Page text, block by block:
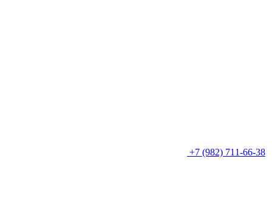
+7 (982) 711-66-38